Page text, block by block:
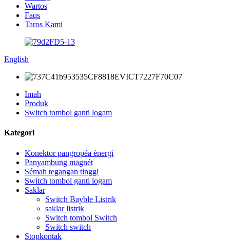
Wartos
Faqs
Taros Kami
English
Imah
Produk
Switch tombol ganti logam
Kategori
Konektor pangropéa énergi
Panyambung magnét
Sémah tegangan tinggi
Switch tombol ganti logam
Saklar
Switch Bayble Listrik
saklar listrik
Switch tombol Switch
Switch switch
Stopkontak